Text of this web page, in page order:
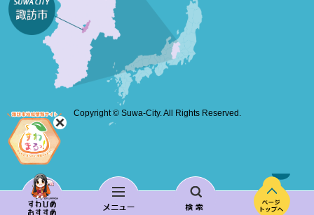
Copyright © Suwa-City. All Rights Reserved.